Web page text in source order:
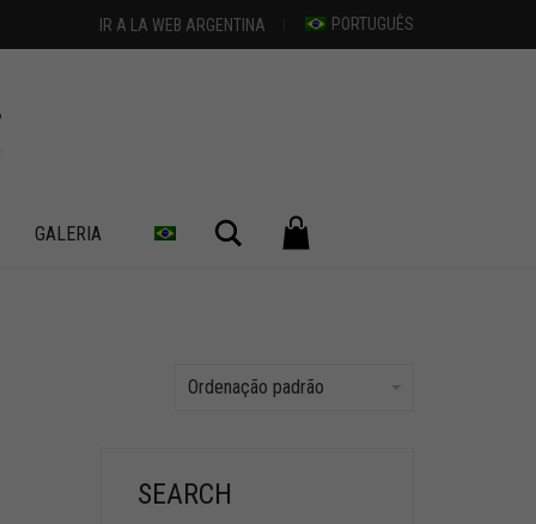
IR A LA WEB ARGENTINA PORTUGUÊS
GALERIA Pesquisar
Ordenação padrão
SEARCH